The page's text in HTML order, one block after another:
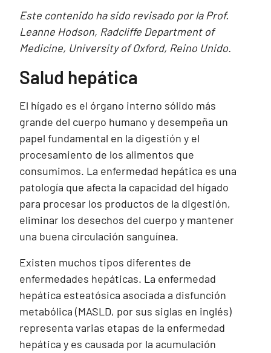
Este contenido ha sido revisado por la Prof.
Leanne Hodson, Radcliffe Department of
Medicine, University of Oxford, Reino Unido.
Salud hepática
El hígado es el órgano interno sólido más
grande del cuerpo humano y desempeña un
papel fundamental en la digestión y el
procesamiento de los alimentos que
consumimos. La enfermedad hepática es una
patología que afecta la capacidad del hígado
para procesar los productos de la digestión,
eliminar los desechos del cuerpo y mantener
una buena circulación sanguínea.
Existen muchos tipos diferentes de
enfermedades hepáticas. La enfermedad
hepática esteatósica asociada a disfunción
metabólica (MASLD, por sus siglas en inglés)
representa varias etapas de la enfermedad
hepática y es causada por la acumulación